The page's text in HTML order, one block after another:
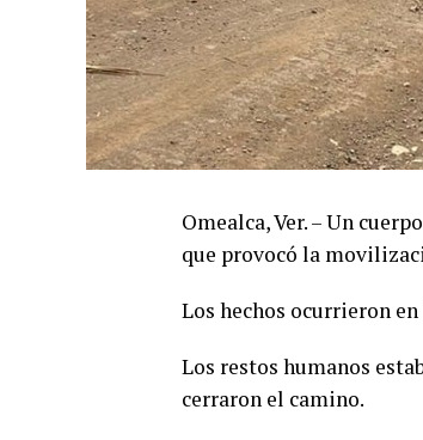
Omealca, Ver. – Un
que provocó la
Los hechos ocurrieron
Los restos humanos
cerraron el camino.